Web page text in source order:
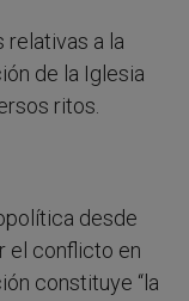
relativas a la
de la Iglesia
ritos.
desde
el conflicto en
constituye “la